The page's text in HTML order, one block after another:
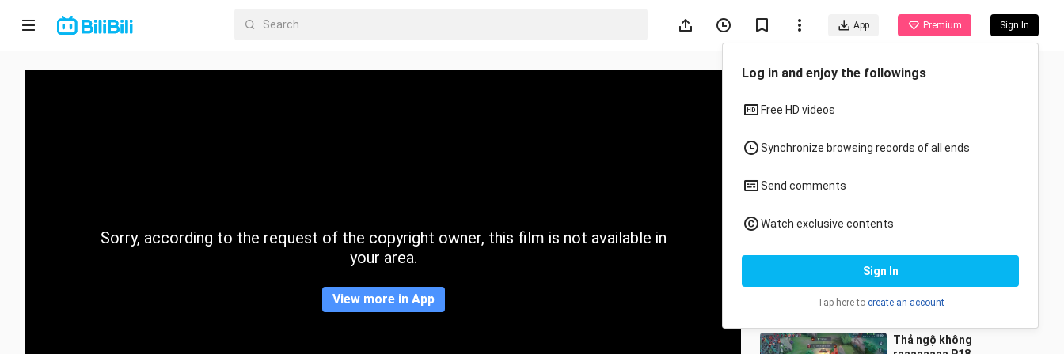
App Premium Sign In
Home
CategorySorry, according to the request of the copyright owner, this film is not available in
your area.
View more in App
All Anime
6:05
Team FLash SGP VGM
cực căng P13
Khôn Kiney
68 Views
Thả ngộ không